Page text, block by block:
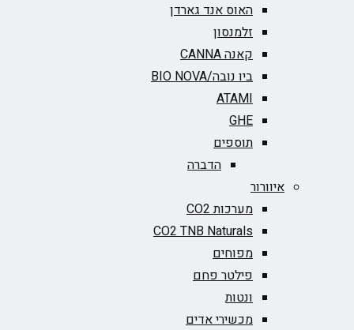
האוס אנד גארדן
זלמנסון
ביו נובה/BIO NOVA‏
ATAMI
תוספים
הדברה
איוורור
מערכות CO2
CO2 TNB Naturals
מפוחים
פילטר פחם
מכשירי אדים